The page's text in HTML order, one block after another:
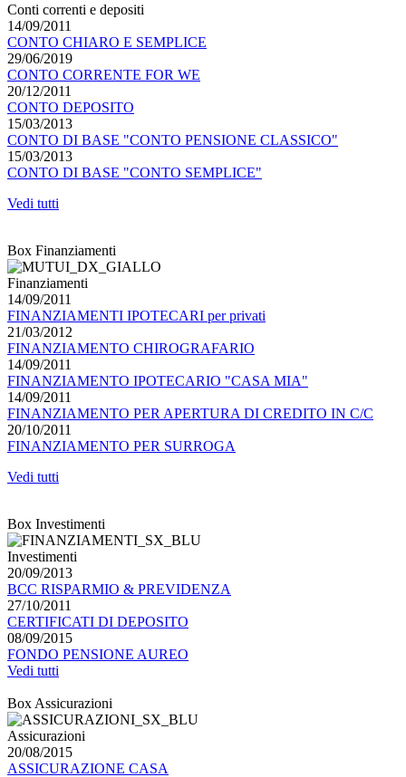
Conti correnti e depositi
14/09/2011
CONTO CHIARO E SEMPLICE
29/06/2019
CONTO CORRENTE FOR WE
20/12/2011
CONTO DEPOSITO
15/03/2013
CONTO DI BASE "CONTO PENSIONE CLASSICO"
15/03/2013
CONTO DI BASE "CONTO SEMPLICE"
Vedi tutti
Box Finanziamenti
Finanziamenti
14/09/2011
FINANZIAMENTI IPOTECARI per privati
21/03/2012
FINANZIAMENTO CHIROGRAFARIO
14/09/2011
FINANZIAMENTO IPOTECARIO "CASA MIA"
14/09/2011
FINANZIAMENTO PER APERTURA DI CREDITO IN C/C
20/10/2011
FINANZIAMENTO PER SURROGA
Vedi tutti
Box Investimenti
Investimenti
20/09/2013
BCC RISPARMIO & PREVIDENZA
27/10/2011
CERTIFICATI DI DEPOSITO
08/09/2015
FONDO PENSIONE AUREO
Vedi tutti
Box Assicurazioni
Assicurazioni
20/08/2015
ASSICURAZIONE CASA